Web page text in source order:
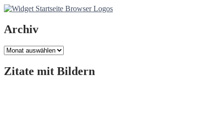
Archiv
Archiv
Zitate mit Bildern